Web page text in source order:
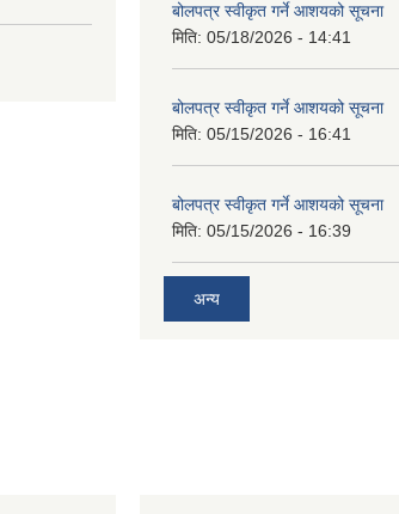
बोलपत्र स्वीकृत गर्ने आशयको सूचना
मिति: 05/18/2026 - 14:41
बोलपत्र स्वीकृत गर्ने आशयको सूचना
मिति: 05/15/2026 - 16:41
बोलपत्र स्वीकृत गर्ने आशयको सूचना
मिति: 05/15/2026 - 16:39
अन्य